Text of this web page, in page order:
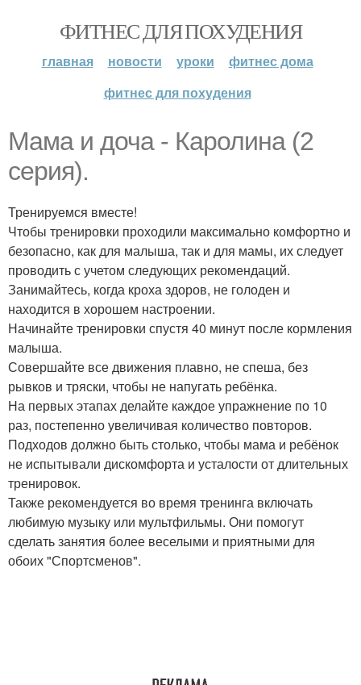
ФИТНЕС ДЛЯ ПОХУДЕНИЯ
главная новости уроки
фитнес дома
фитнес для похудения
Мама и доча - Каролина (2
серия).
Тренируемся вместе!
Чтобы тренировки проходили максимально комфортно и
безопасно, как для малыша, так и для мамы, их следует
проводить с учетом следующих рекомендаций.
Занимайтесь, когда кроха здоров, не голоден и
находится в хорошем настроении.
Начинайте тренировки спустя 40 минут после кормления
малыша.
Совершайте все движения плавно, не спеша, без
рывков и тряски, чтобы не напугать ребёнка.
На первых этапах делайте каждое упражнение по 10
раз, постепенно увеличивая количество повторов.
Подходов должно быть столько, чтобы мама и ребёнок
не испытывали дискомфорта и усталости от длительных
тренировок.
Также рекомендуется во время тренинга включать
любимую музыку или мультфильмы. Они помогут
сделать занятия более веселыми и приятными для
обоих "Спортсменов".